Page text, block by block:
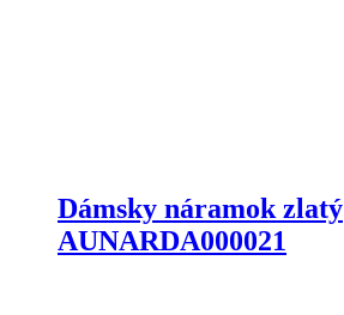
Dámsky náramok zlatý
AUNARDA000021